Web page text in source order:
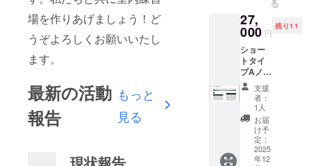
場を作りあげましょう！ど
うぞよろしくお願いいたし
ます。
最新の活動
報告
もっと
見る
現状報告
る
27,
000 円
残り11
ショー
トタイ
プAノッ
クバッ
ト1本
（詳細
は画像
に書い
てあり
ます）
＋ス
支援
者：
1人
お届
け予
定：
2025
年12